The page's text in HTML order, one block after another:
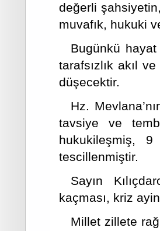
değerli
muvafık, hukuki
Bugünkü
tarafsızlık akıl
düşecektir.
Hz.
tavsiye ve
hukukileşmiş,
tescillenmiştir.
Sayın
kaçması, kriz
Millet zillete